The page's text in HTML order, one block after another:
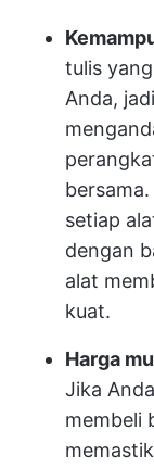
tulis
Anda,
setiap
dengan
alat
kuat.
Harga
Jika
membeli